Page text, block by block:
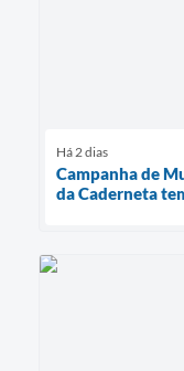
Há 2 dias
Campanha de
da Caderneta